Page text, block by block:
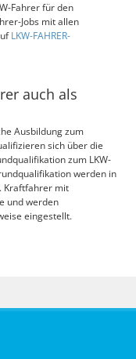
Fahrer für den
Jobs mit allen
LKW-FAHRER-
auch als
Ausbildung zum
sich über die
zum LKW-
werden in
Kraftfahrer mit
und werden
eingestellt.